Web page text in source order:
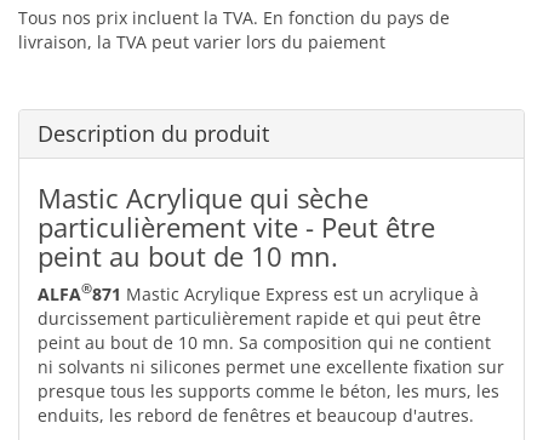
Tous nos prix incluent la TVA. En fonction du pays de
livraison, la TVA peut varier lors du paiement
Description du produit
Mastic Acrylique qui sèche
particulièrement vite - Peut être
peint au bout de 10 mn.
ALFA®871 Mastic Acrylique Express est un acrylique à
durcissement particulièrement rapide et qui peut être
peint au bout de 10 mn. Sa composition qui ne contient
ni solvants ni silicones permet une excellente fixation sur
presque tous les supports comme le béton, les murs, les
enduits, les rebord de fenêtres et beaucoup d'autres.